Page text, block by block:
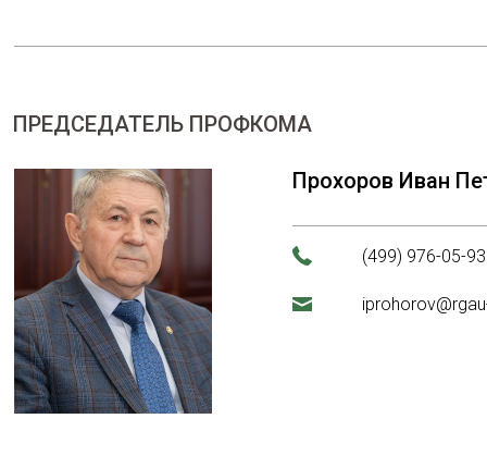
ПРЕДСЕДАТЕЛЬ ПРОФКОМА
Прохоров Иван
(499) 976-05-93